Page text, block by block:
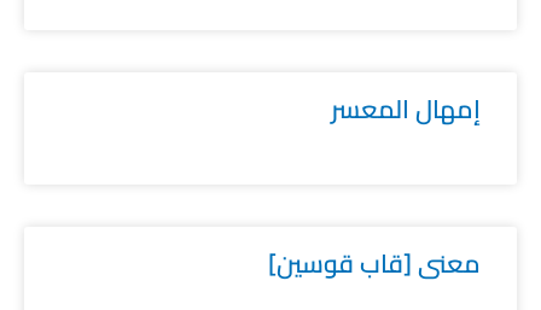
إمهال المعسر
معنى [قاب قوسين]